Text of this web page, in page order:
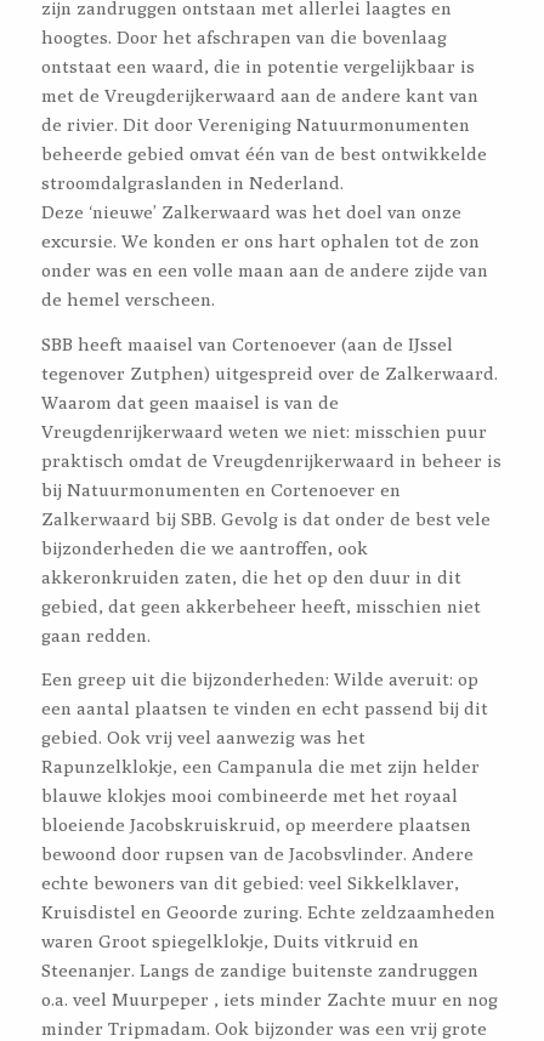
zijn zandruggen ontstaan met allerlei laagtes en
hoogtes. Door het afschrapen van die bovenlaag
ontstaat een waard, die in potentie vergelijkbaar is
met de Vreugderijkerwaard aan de andere kant van
de rivier. Dit door Vereniging Natuurmonumenten
beheerde gebied omvat één van de best ontwikkelde
stroomdalgraslanden in Nederland.
Deze ‘nieuwe’ Zalkerwaard was het doel van onze
excursie. We konden er ons hart ophalen tot de zon
onder was en een volle maan aan de andere zijde van
de hemel verscheen.
SBB heeft maaisel van Cortenoever (aan de IJssel
tegenover Zutphen) uitgespreid over de Zalkerwaard.
Waarom dat geen maaisel is van de
Vreugdenrijkerwaard weten we niet: misschien puur
praktisch omdat de Vreugdenrijkerwaard in beheer is
bij Natuurmonumenten en Cortenoever en
Zalkerwaard bij SBB. Gevolg is dat onder de best vele
bijzonderheden die we aantroffen, ook
akkeronkruiden zaten, die het op den duur in dit
gebied, dat geen akkerbeheer heeft, misschien niet
gaan redden.
Een greep uit die bijzonderheden: Wilde averuit: op
een aantal plaatsen te vinden en echt passend bij dit
gebied. Ook vrij veel aanwezig was het
Rapunzelklokje, een Campanula die met zijn helder
blauwe klokjes mooi combineerde met het royaal
bloeiende Jacobskruiskruid, op meerdere plaatsen
bewoond door rupsen van de Jacobsvlinder. Andere
echte bewoners van dit gebied: veel Sikkelklaver,
Kruisdistel en Geoorde zuring. Echte zeldzaamheden
waren Groot spiegelklokje, Duits vitkruid en
Steenanjer. Langs de zandige buitenste zandruggen
o.a. veel Muurpeper , iets minder Zachte muur en nog
minder Tripmadam. Ook bijzonder was een vrij grote